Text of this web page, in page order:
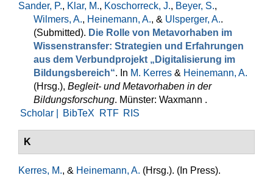
Sander, P., Klar, M., Koschorreck, J., Beyer, S.,
Wilmers, A., Heinemann, A., & Ulsperger, A..
(Submitted). Die Rolle von Metavorhaben im
Wissenstransfer: Strategien und Erfahrungen
aus dem Verbundprojekt „Digitalisierung im
Bildungsbereich“. In M. Kerres & Heinemann, A.
(Hrsg.), Begleit- und Metavorhaben in der
Bildungsforschung. Münster: Waxmann .
Scholar |
BibTeX RTF RIS
K
Kerres, M., & Heinemann, A. (Hrsg.). (In Press).